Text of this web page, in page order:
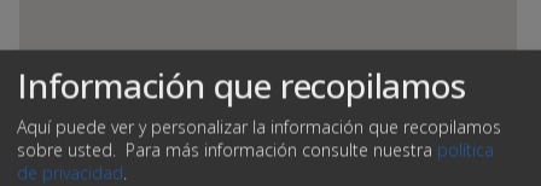
Información que recopilamos
Aquí puede ver y personalizar la información que recopilamos
sobre usted. Para más información consulte nuestra política
de privacidad.